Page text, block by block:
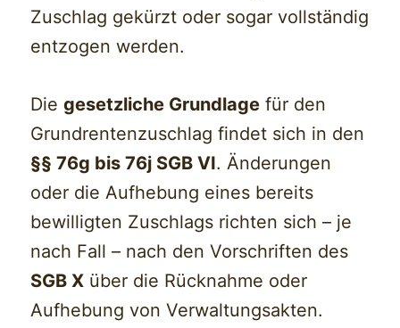
Zuschlag gekürzt oder sogar vollständig
entzogen werden.
Diegesetzliche Grundlage für den
Grundrentenzuschlag findet sich in den
§§ 76g bis 76j SGB VI. Änderungen
oder die Aufhebung eines bereits
bewilligten Zuschlags richten sich – je
nach Fall – nach den Vorschriften des
SGB X über die Rücknahme oder
Aufhebung von Verwaltungsakten.